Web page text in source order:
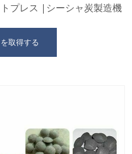
プレス |シーシャ炭製造機
取得する